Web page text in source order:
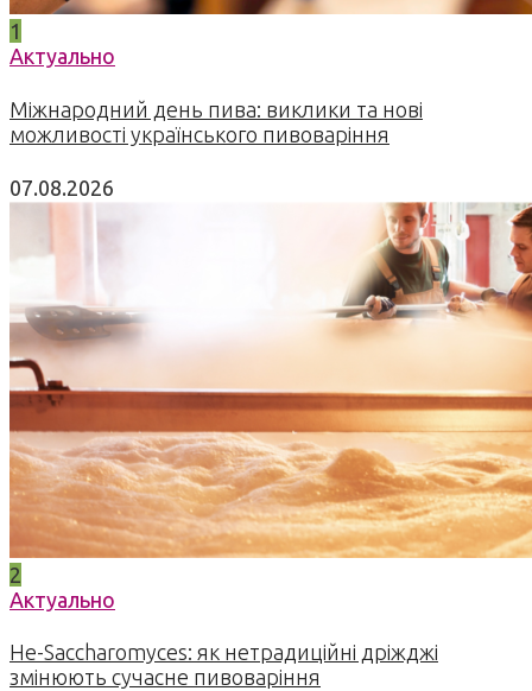
1
Актуально
Міжнародний день пива: виклики та нові
можливості українського пивоваріння
07.08.2026
2
Актуально
Не-Saccharomyces: як нетрадиційні дріжджі
змінюють сучасне пивоваріння